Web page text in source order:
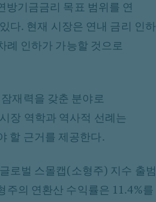
방기금금리 목표 범위를 연
다. 현재 시장은 연내 금리 인하
례 인하가 가능할 것으로
재력을 갖춘 분야로
장 역학과 역사적 선례는
할 근거를 제공한다.
로벌 스몰캡(소형주) 지수 출범
주의 연환산 수익률은 11.4%를